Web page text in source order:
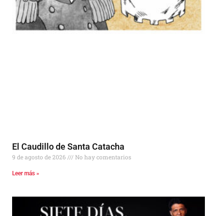
El Caudillo de Santa Catacha
9 de agosto de 2026 No hay comentarios
Leer más »